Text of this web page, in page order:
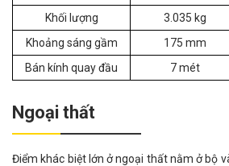
Khối lượng
3.035 kg
Khoảng sáng gầm
175 mm
Bán kính quay đầu
7 mét
Ngoại thất
Điểm khác biệt lớn ở ngoại thất nằm ở bộ